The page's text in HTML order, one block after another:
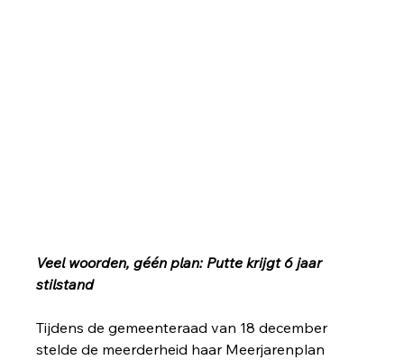
Veel woorden, géén plan: Putte krijgt 6 jaar
stilstand
Tijdens de gemeenteraad van 18 december
stelde de meerderheid haar Meerjarenplan